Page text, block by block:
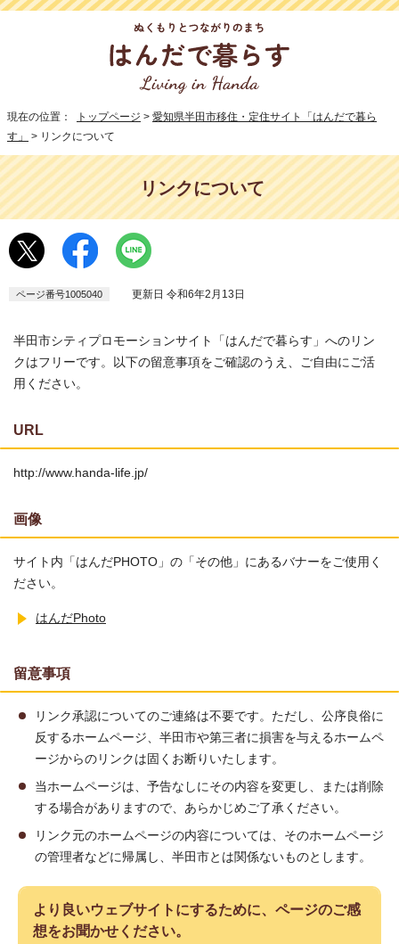
現在の位置： トップページ > 愛知県半田市移住・定住サイト「はんだで暮ら
す」
> リンクについて
リンクについて
ページ番号1005040 更新日 令和6年2月13日
半田市シティプロモーションサイト「はんだで暮らす」へのリン
クはフリーです。以下の留意事項をご確認のうえ、ご自由にご活
用ください。
URL
http://www.handa-life.jp/
画像
サイト内「はんだPHOTO」の「その他」にあるバナーをご使用く
ださい。
はんだPhoto
留意事項
リンク承認についてのご連絡は不要です。ただし、公序良俗に
反するホームページ、半田市や第三者に損害を与えるホームペ
ージからのリンクは固くお断りいたします。
当ホームページは、予告なしにその内容を変更し、または削除
する場合がありますので、あらかじめご了承ください。
リンク元のホームページの内容については、そのホームページ
の管理者などに帰属し、半田市とは関係ないものとします。
より良いウェブサイトにするために、ページのご感
想をお聞かせください。